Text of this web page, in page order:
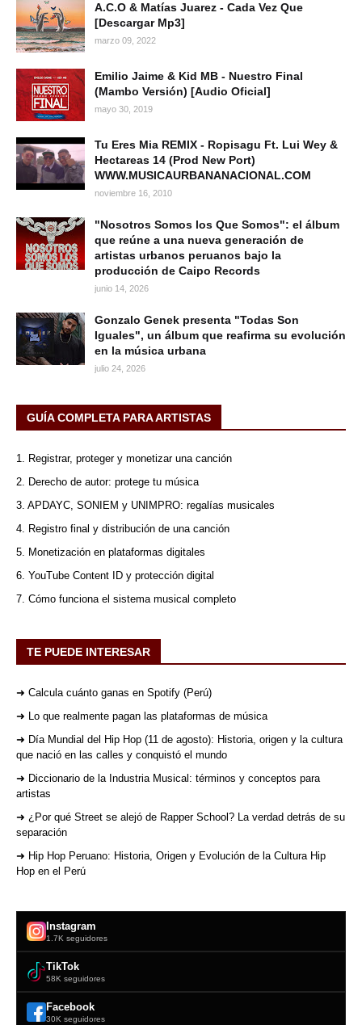
A.C.O & Matías Juarez - Cada Vez Que
[Descargar Mp3]
marzo 09, 2022
Emilio Jaime & Kid MB - Nuestro Final
(Mambo Versión) [Audio Oficial]
mayo 30, 2019
Tu Eres Mia REMIX - Ropisagu Ft. Lui Wey &
Hectareas 14 (Prod New Port)
WWW.MUSICAURBANANACIONAL.COM
noviembre 16, 2010
"Nosotros Somos los Que Somos": el álbum
que reúne a una nueva generación de
artistas urbanos peruanos bajo la
producción de Caipo Records
junio 14, 2026
Gonzalo Genek presenta "Todas Son
Iguales", un álbum que reafirma su evolución
en la música urbana
julio 24, 2026
GUÍA COMPLETA PARA ARTISTAS
1. Registrar, proteger y monetizar una canción
2. Derecho de autor: protege tu música
3. APDAYC, SONIEM y UNIMPRO: regalías musicales
4. Registro final y distribución de una canción
5. Monetización en plataformas digitales
6. YouTube Content ID y protección digital
7. Cómo funciona el sistema musical completo
TE PUEDE INTERESAR
➜ Calcula cuánto ganas en Spotify (Perú)
➜ Lo que realmente pagan las plataformas de música
➜ Día Mundial del Hip Hop (11 de agosto): Historia, origen y la cultura
que nació en las calles y conquistó el mundo
➜ Diccionario de la Industria Musical: términos y conceptos para
artistas
➜ ¿Por qué Street se alejó de Rapper School? La verdad detrás de su
separación
➜ Hip Hop Peruano: Historia, Origen y Evolución de la Cultura Hip
Hop en el Perú
Instagram
1.7K seguidores
TikTok
58K seguidores
Facebook
30K seguidores